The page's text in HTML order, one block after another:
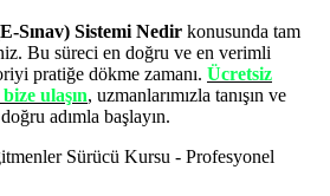
Sınav) Sistemi Nedir konusunda tam
Bu süreci en doğru ve en verimli
pratiğe dökme zamanı. Ücretsiz
ulaşın, uzmanlarımızla tanışın ve
adımla başlayın.